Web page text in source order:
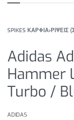
SPIKES ΚΑΡΦΙΑ›ΡΙΨΕΙΣ
Adidas
Hammer
Turbo /
ADIDAS